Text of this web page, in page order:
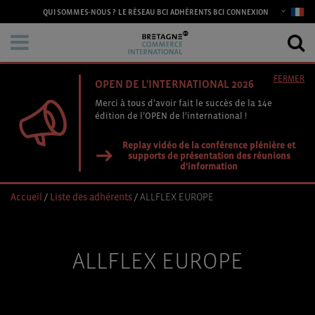
QUI SOMMES-NOUS ? LE RÉSEAU BCI ADHÉRENTS BCI CONNEXION
OPEN DE L'INTERNATIONAL 2026
Merci à tous d’avoir fait le succès de la 14e
édition de l’OPEN de l’international !
Replay vidéo de la conférence plénière et
supports de présentation des réunions
d'information
FERMER
Accueil / Liste des adhérents/ALLFLEX EUROPE
ALLFLEX EUROPE